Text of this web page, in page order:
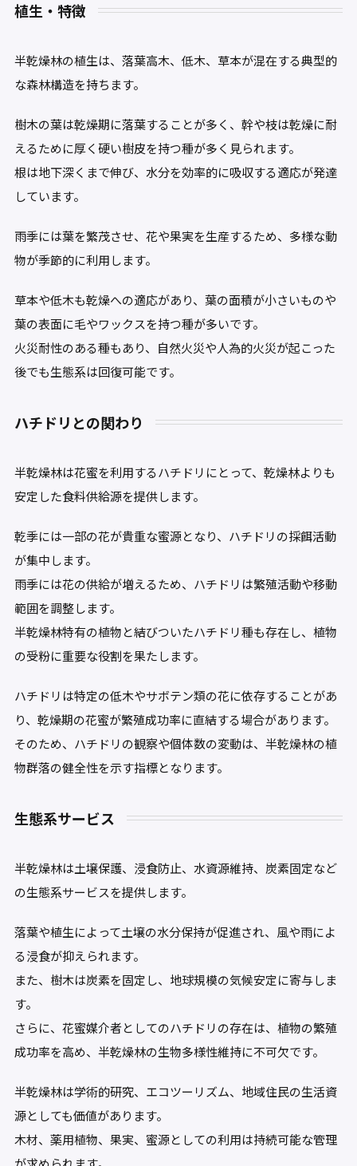
植生・特徴
半乾燥林の植生は、落葉高木、低木、草本が混在する典型的
な森林構造を持ちます。
樹木の葉は乾燥期に落葉することが多く、幹や枝は乾燥に耐
えるために厚く硬い樹皮を持つ種が多く見られます。
根は地下深くまで伸び、水分を効率的に吸収する適応が発達
しています。
雨季には葉を繁茂させ、花や果実を生産するため、多様な動
物が季節的に利用します。
草本や低木も乾燥への適応があり、葉の面積が小さいものや
葉の表面に毛やワックスを持つ種が多いです。
火災耐性のある種もあり、自然火災や人為的火災が起こった
後でも生態系は回復可能です。
ハチドリとの関わり
半乾燥林は花蜜を利用するハチドリにとって、乾燥林よりも
安定した食料供給源を提供します。
乾季には一部の花が貴重な蜜源となり、ハチドリの採餌活動
が集中します。
雨季には花の供給が増えるため、ハチドリは繁殖活動や移動
範囲を調整します。
半乾燥林特有の植物と結びついたハチドリ種も存在し、植物
の受粉に重要な役割を果たします。
ハチドリは特定の低木やサボテン類の花に依存することがあ
り、乾燥期の花蜜が繁殖成功率に直結する場合があります。
そのため、ハチドリの観察や個体数の変動は、半乾燥林の植
物群落の健全性を示す指標となります。
生態系サービス
半乾燥林は土壌保護、浸食防止、水資源維持、炭素固定など
の生態系サービスを提供します。
落葉や植生によって土壌の水分保持が促進され、風や雨によ
る浸食が抑えられます。
また、樹木は炭素を固定し、地球規模の気候安定に寄与しま
す。
さらに、花蜜媒介者としてのハチドリの存在は、植物の繁殖
成功率を高め、半乾燥林の生物多様性維持に不可欠です。
半乾燥林は学術的研究、エコツーリズム、地域住民の生活資
源としても価値があります。
木材、薬用植物、果実、蜜源としての利用は持続可能な管理